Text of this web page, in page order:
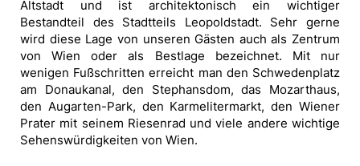
Altstadt und ist architektonisch ein wichtiger
Bestandteil des Stadtteils Leopoldstadt. Sehr gerne
wird diese Lage von unseren Gästen auch als Zentrum
von Wien oder als Bestlage bezeichnet. Mit nur
wenigen Fußschritten erreicht man den Schwedenplatz
am Donaukanal, den Stephansdom, das Mozarthaus,
den Augarten-Park, den Karmelitermarkt, den Wiener
Prater mit seinem Riesenrad und viele andere wichtige
Sehenswürdigkeiten von Wien.